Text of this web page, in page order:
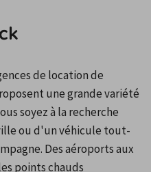
de location de
une grande variété
soyez à la recherche
ou d'un véhicule tout-
Des aéroports aux
points chauds